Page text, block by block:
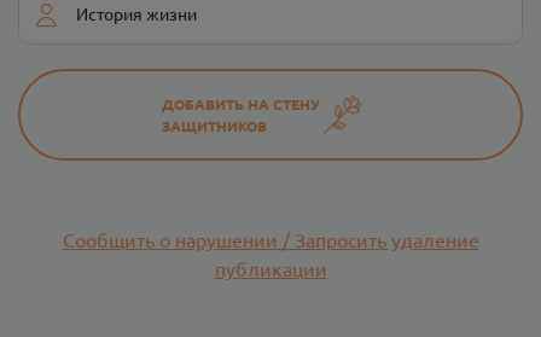
История жизни
ДОБАВИТЬ НА СТЕНУ
ЗАЩИТНИКОВ
Сообщить о нарушении / Запросить удаление
публикации